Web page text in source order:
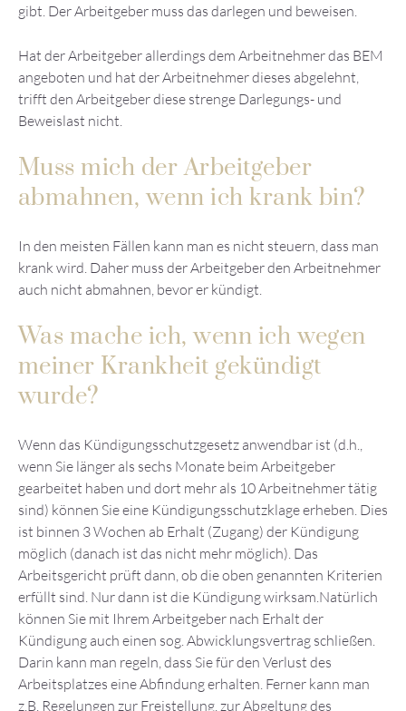
gibt. Der Arbeitgeber muss das darlegen und beweisen.
Hat der Arbeitgeber allerdings dem Arbeitnehmer das BEM
angeboten und hat der Arbeitnehmer dieses abgelehnt,
trifft den Arbeitgeber diese strenge Darlegungs- und
Beweislast nicht.
Muss mich der Arbeitgeber
abmahnen, wenn ich krank bin?
In den meisten Fällen kann man es nicht steuern, dass man
krank wird. Daher muss der Arbeitgeber den Arbeitnehmer
auch nicht abmahnen, bevor er kündigt.
Was mache ich, wenn ich wegen
meiner Krankheit gekündigt
wurde?
Wenn das Kündigungsschutzgesetz anwendbar ist (d.h.,
wenn Sie länger als sechs Monate beim Arbeitgeber
gearbeitet haben und dort mehr als 10 Arbeitnehmer tätig
sind) können Sie eine Kündigungsschutzklage erheben. Dies
ist binnen 3 Wochen ab Erhalt (Zugang) der Kündigung
möglich (danach ist das nicht mehr möglich). Das
Arbeitsgericht prüft dann, ob die oben genannten Kriterien
erfüllt sind. Nur dann ist die Kündigung wirksam.Natürlich
können Sie mit Ihrem Arbeitgeber nach Erhalt der
Kündigung auch einen sog. Abwicklungsvertrag schließen.
Darin kann man regeln, dass Sie für den Verlust des
Arbeitsplatzes eine Abfindung erhalten. Ferner kann man
z.B. Regelungen zur Freistellung, zur Abgeltung des